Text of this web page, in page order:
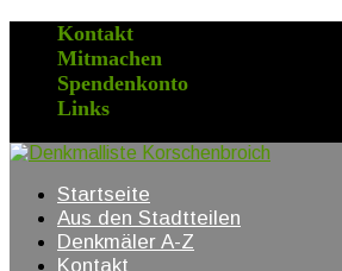
Kontakt
Mitmachen
Spendenkonto
Links
Startseite
Aus den Stadtteilen
Denkmäler A-Z
Kontakt